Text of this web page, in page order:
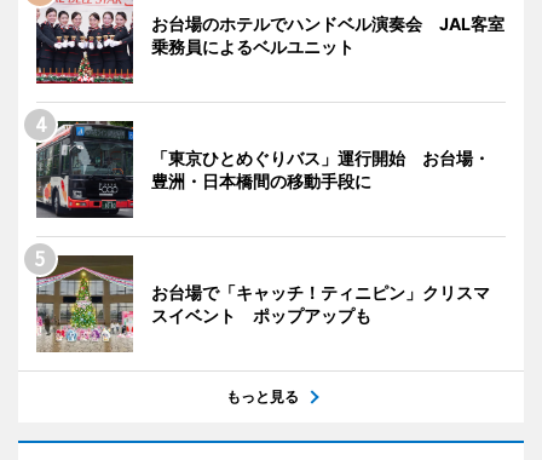
お台場のホテルでハンドベル演奏会 JAL客室
乗務員によるベルユニット
「東京ひとめぐりバス」運行開始 お台場・
豊洲・日本橋間の移動手段に
お台場で「キャッチ！ティニピン」クリスマ
スイベント ポップアップも
もっと見る